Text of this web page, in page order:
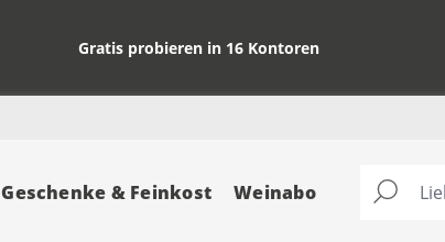
Gratis probieren in 16 Kontoren
Geschenke & Feinkost Weinabo